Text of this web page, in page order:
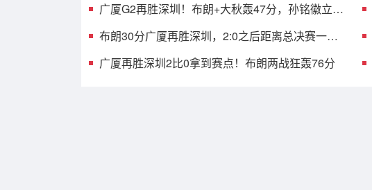
广厦G2再胜深圳！布朗+大秋轰47分，孙铭徽立竿
布朗30分广厦再胜深圳，2:0之后距离总决赛一步
广厦再胜深圳2比0拿到赛点！布朗两战狂轰76分